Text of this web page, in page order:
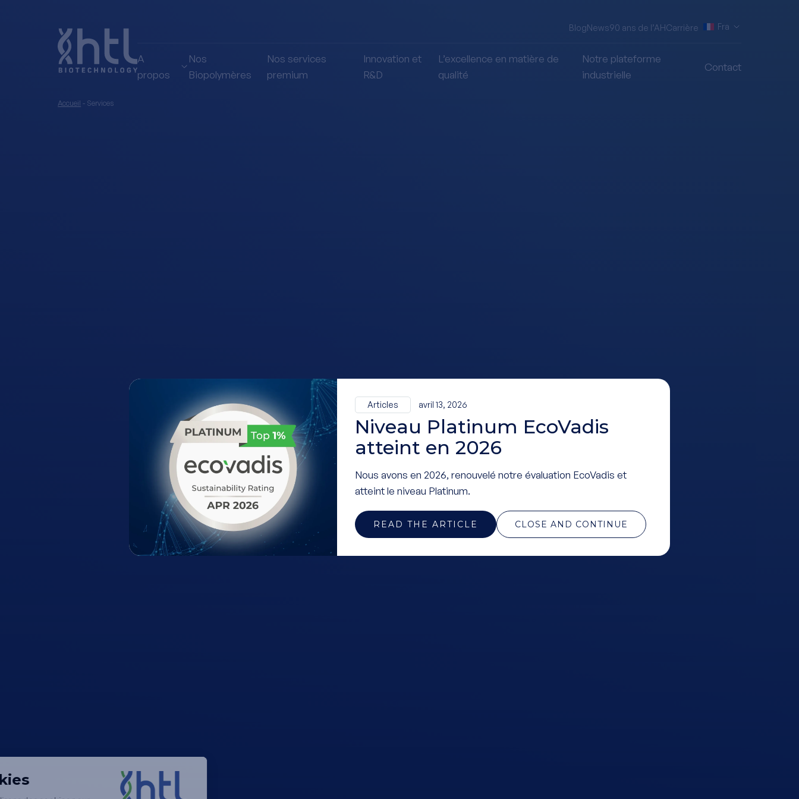
BlogNews90 ans de l’AHCarrière Fra
A
propos
Nos
Biopolymères
Nos services
premium
Innovation et
R&D
L’excellence en matière de
qualité
Notre plateforme
industrielle
Contact
Articles avril 13, 2026
Niveau Platinum EcoVadis
atteint en 2026
Nous avons en 2026, renouvelé notre évaluation EcoVadis et
atteint le niveau Platinum.
READ THE ARTICLE CLOSE AND CONTINUE
Accueil - Services